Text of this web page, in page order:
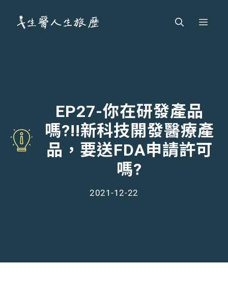
Menu
EP27-你在研發產品
嗎?!!新科技開發醫療產
品，要送FDA申請許可
嗎?
2021-12-22